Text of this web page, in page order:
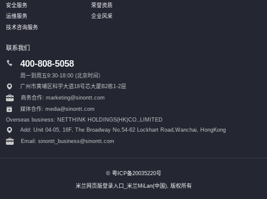
安全服务
运维服务
技术咨询服务
荣誉资质
企业风采
联系我们
400-808-5058
周一到周五9:30-18:00 (北京时间）
广州市黄埔区科学大道18号芯大厦B2栋1-2层
商务合作: marketing@sinontt.com
媒体合作: media@sinontt.com
Overseas business: NETTHINK HOLDINGS(HK)CO.,LIMITED
Add: Unit 04-05, 16F, The Broadway No.54-62 Lockhart Road,Wanchai, HongKong
Email: sinontt_business@sinontt.com
© 粤ICP备20035220号
米兰网页版登录入口_米兰MiLan(中国), 版权所有